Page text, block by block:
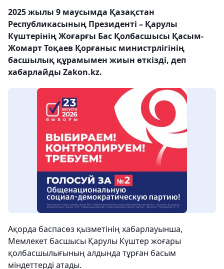
2025 жылы 9 маусымда Қазақстан
Республикасының Президенті – Қарулы
Күштерінің Жоғарғы Бас Қолбасшысы Қасым-
Жомарт Тоқаев Қорғаныс министрлігінің
басшылық құрамымен жиын өткізді, деп
хабарлайды Zakon.kz.
Ақорда баспасөз қызметінің хабарлауынша,
Мемлекет басшысы Қарулы Күштер жоғары
қолбасшылығының алдында тұрған басым
міндеттерді атады.